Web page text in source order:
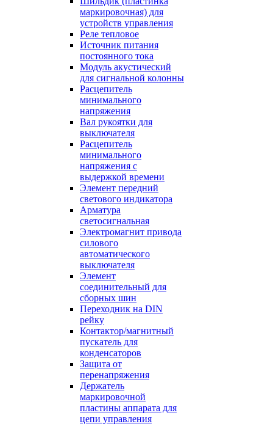
маркировочная) для
устройств управления
Реле тепловое
Источник питания
постоянного тока
Модуль акустический
для сигнальной колонны
Расцепитель
минимального
напряжения
Вал рукоятки для
выключателя
Расцепитель
минимального
напряжения с
выдержкой времени
Элемент передний
светового индикатора
Арматура
светосигнальная
Электромагнит привода
силового
автоматического
выключателя
Элемент
соединительный для
сборных шин
Переходник на DIN
рейку
Контактор/магнитный
пускатель для
конденсаторов
Защита от
перенапряжения
Держатель
маркировочной
пластины аппарата для
цепи управления